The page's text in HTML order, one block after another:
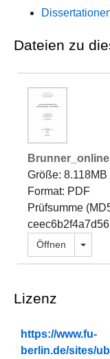
Dateien zu
Größe: 8.118MB
Format: PDF
Prüfsumme
Öffnen
Lizenz
https://www.fu-
berlin.de/sites/